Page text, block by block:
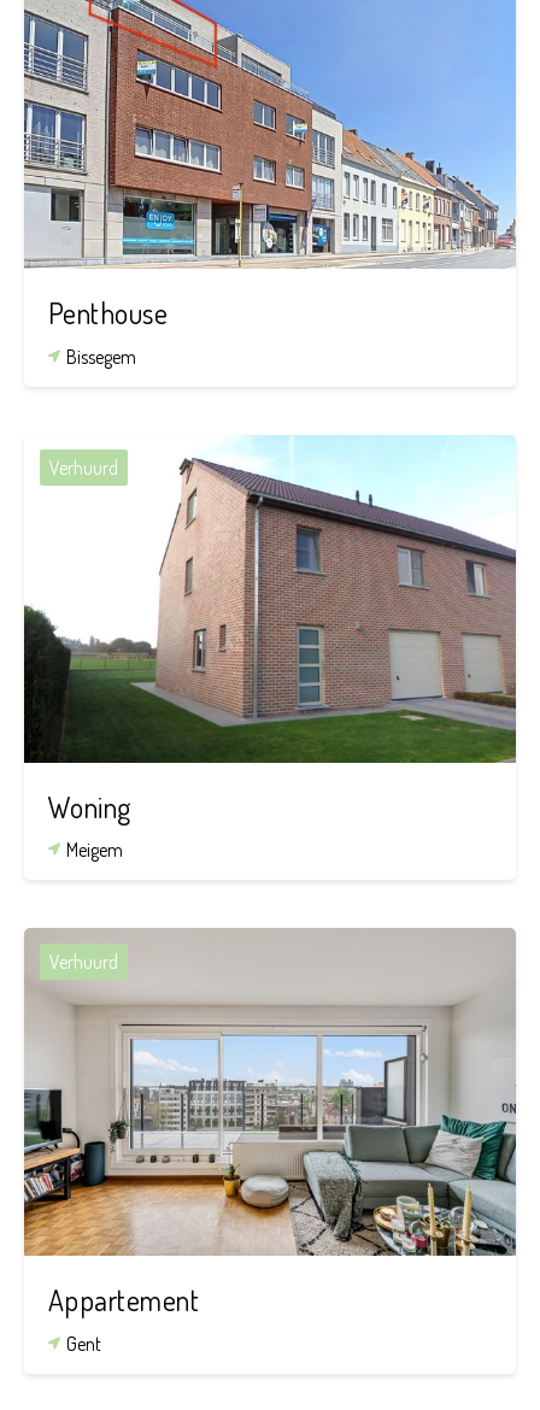
2
1
141 m²
Penthouse
Bissegem
Verhuurd
3 1
Woning
Meigem
Verhuurd
2
1
112 m²
Appartement
Gent